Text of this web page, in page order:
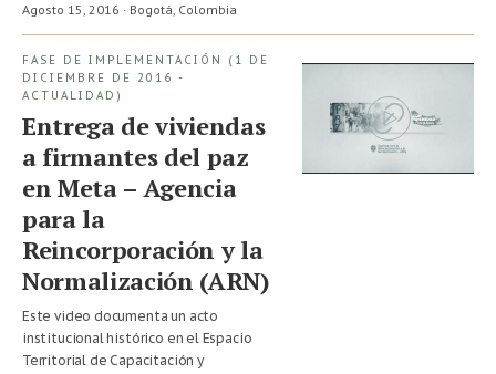
Agosto 15, 2016 · Bogotá, Colombia
FASE DE IMPLEMENTACIÓN (1 DE
DICIEMBRE DE 2016 -
ACTUALIDAD)
Entrega de viviendas
a firmantes del paz
en Meta – Agencia
para la
Reincorporación y la
Normalización (ARN)
Este video documenta un acto
institucional histórico en el Espacio
Territorial de Capacitación y